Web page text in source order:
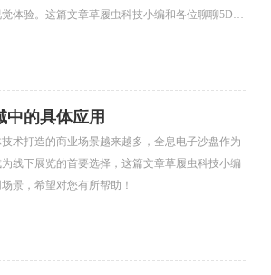
体验。这篇文章草履虫科技小编和各位聊聊5D全
中的具体应用
术打造的商业场景越来越多，全息电子沙盘作为
线下展览的首要选择，这篇文章草履虫科技小编
景，希望对您有所帮助！